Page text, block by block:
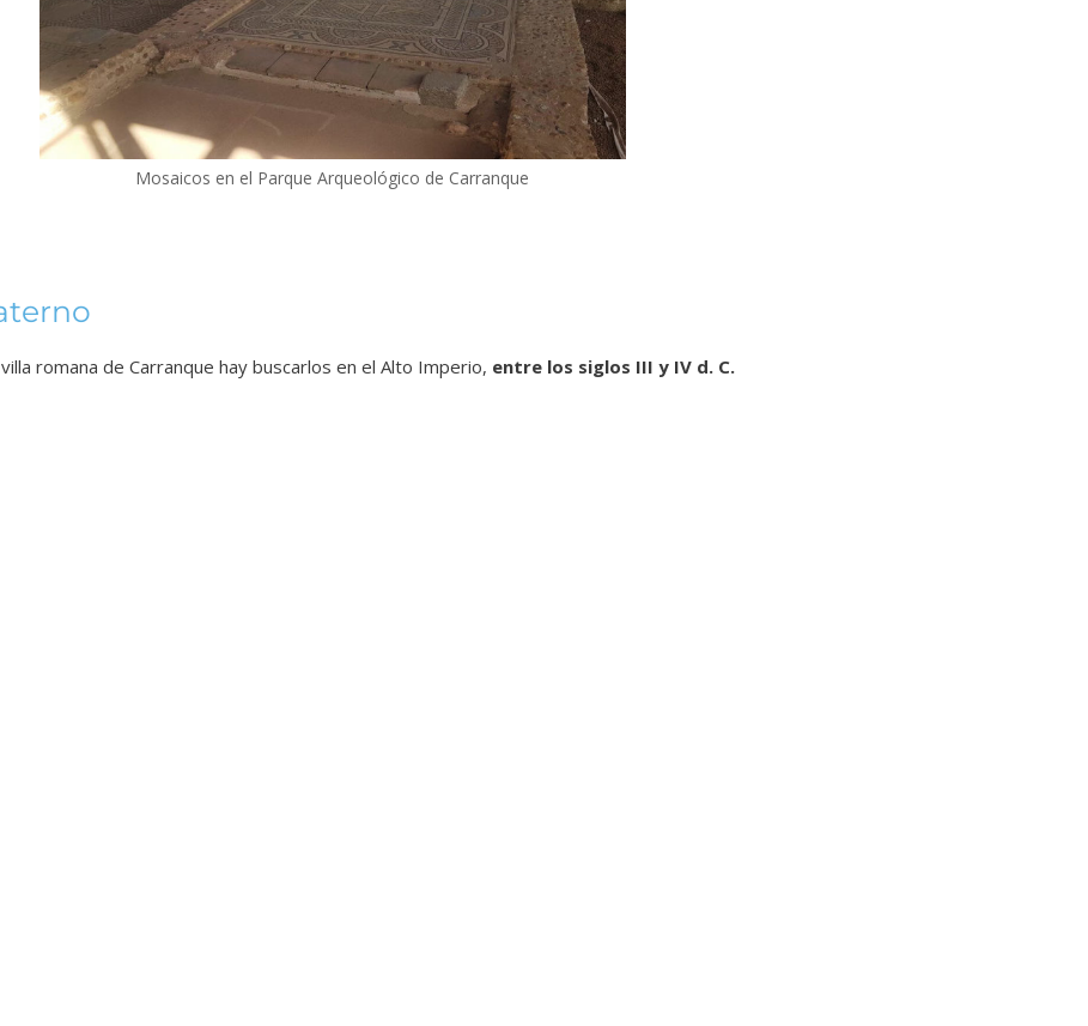
Mosaicos en el Parque Arqueológico de Carranque
romana de Carranque hay buscarlos en el Alto Imperio, entre los siglos III y IV d. C.